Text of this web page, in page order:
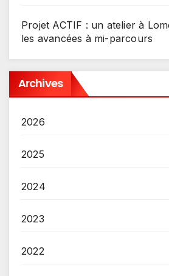
Projet ACTIF : un atelier à
les avancées à mi-parcours
Archives
2026
2025
2024
2023
2022